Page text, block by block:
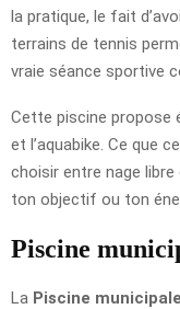
la pratique, le fait
terrains de tennis
vraie séance sportive
Cette piscine propose
et l’aquabike. Ce que
choisir entre nage
ton objectif ou ton
Piscine
La Piscine